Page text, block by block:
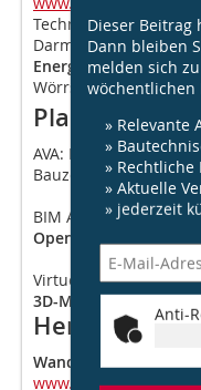
Techn.
Darmstadt,
Energieplaner/-
Wörrstadt,
AVA: BuildUp
Bauzeiten: Merlin
BIM Anwendung
Open BIM:
Virtuelles
3D-Modell:ArchiCAD
Hersteller
Wand:
JUWÖ
www.juwoe.de
Dieser Beitrag
Dann bleiben
melden sich
wöchentlichen
» Relevante
»
» Rechtliche
» Aktuelle
» jederzeit
Anti-